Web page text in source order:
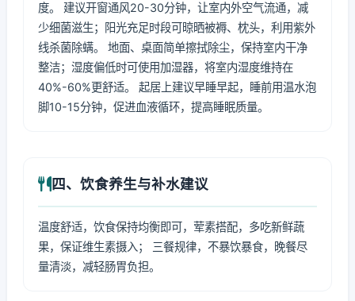
度。 建议开窗通风20-30分钟，让室内外空气流通，减
少细菌滋生；阳光充足时段可晾晒被褥、枕头，利用紫外
线杀菌除螨。 地面、桌面简单擦拭除尘，保持室内干净
整洁；湿度偏低时可使用加湿器，将室内湿度维持在
40%-60%更舒适。 起居上建议早睡早起，睡前用温水泡
脚10-15分钟，促进血液循环，提高睡眠质量。
四、饮食养生与补水建议
温度舒适，饮食保持均衡即可，荤素搭配，多吃新鲜蔬
果，保证维生素摄入； 三餐规律，不暴饮暴食，晚餐尽
量清淡，减轻肠胃负担。